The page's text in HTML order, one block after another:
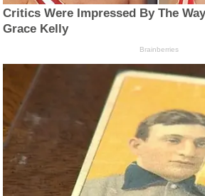
Critics Were Impressed By The
Grace Kelly
Brainberries